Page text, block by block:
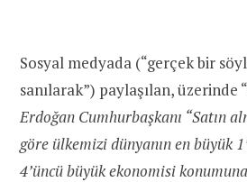
Sosyal medyada (“gerçek bir
sanılarak”) paylaşılan, üzerinde “
Erdoğan Cumhurbaşkanı “Satın
göre ülkemizi dünyanın en büyük
4’üncü büyük ekonomisi